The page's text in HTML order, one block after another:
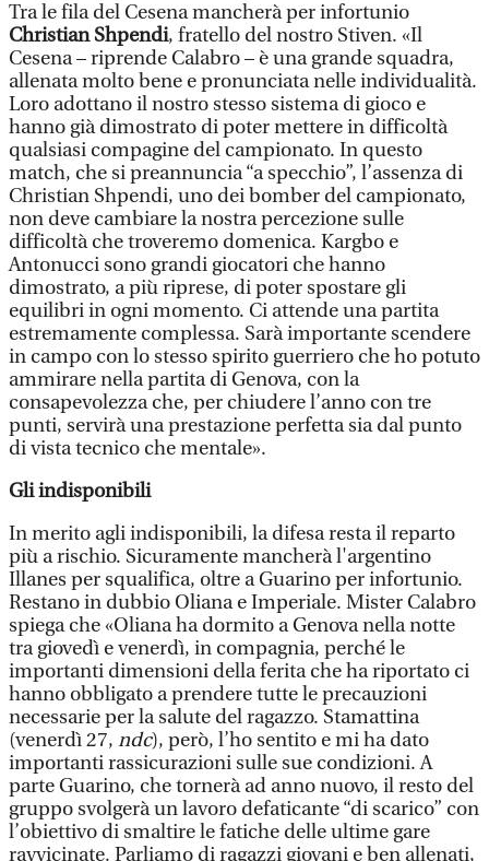
Tra le fila del Cesena mancherà per infortunio
Christian Shpendi, fratello del nostro Stiven. «Il
Cesena – riprende Calabro – è una grande squadra,
allenata molto bene e pronunciata nelle individualità.
Loro adottano il nostro stesso sistema di gioco e
hanno già dimostrato di poter mettere in difficoltà
qualsiasi compagine del campionato. In questo
match, che si preannuncia “a specchio”, l’assenza di
Christian Shpendi, uno dei bomber del campionato,
non deve cambiare la nostra percezione sulle
difficoltà che troveremo domenica. Kargbo e
Antonucci sono grandi giocatori che hanno
dimostrato, a più riprese, di poter spostare gli
equilibri in ogni momento. Ci attende una partita
estremamente complessa. Sarà importante scendere
in campo con lo stesso spirito guerriero che ho potuto
ammirare nella partita di Genova, con la
consapevolezza che, per chiudere l’anno con tre
punti, servirà una prestazione perfetta sia dal punto
di vista tecnico che mentale».
Gli indisponibili
In merito agli indisponibili, la difesa resta il reparto
più a rischio. Sicuramente mancherà l'argentino
Illanes per squalifica, oltre a Guarino per infortunio.
Restano in dubbio Oliana e Imperiale. Mister Calabro
spiega che «Oliana ha dormito a Genova nella notte
tra giovedì e venerdì, in compagnia, perché le
importanti dimensioni della ferita che ha riportato ci
hanno obbligato a prendere tutte le precauzioni
necessarie per la salute del ragazzo. Stamattina
(venerdì 27, ndc), però, l’ho sentito e mi ha dato
importanti rassicurazioni sulle sue condizioni. A
parte Guarino, che tornerà ad anno nuovo, il resto del
gruppo svolgerà un lavoro defaticante “di scarico” con
l’obiettivo di smaltire le fatiche delle ultime gare
ravvicinate. Parliamo di ragazzi giovani e ben allenati,